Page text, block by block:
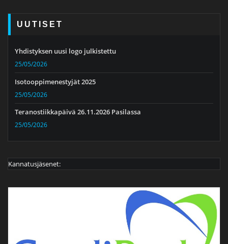
UUTISET
Yhdistyksen uusi logo julkistettu
25/05/2026
Isotooppimenestyjät 2025
25/05/2026
Teranostiikkapäivä 26.11.2026 Pasilassa
25/05/2026
Kannatusjäsenet: